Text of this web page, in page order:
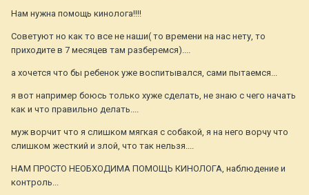
Нам нужна помощь кинолога!!!!
Советуют но как то все не наши( то времени на нас нету, то
приходите в 7 месяцев там разберемся)....
а хочется что бы ребенок уже воспитывался, сами пытаемся...
я вот например боюсь только хуже сделать, не знаю с чего начать
как и что правильно делать....
муж ворчит что я слишком мягкая с собакой, я на него ворчу что
слишком жесткий и злой, что так нельзя....
НАМ ПРОСТО НЕОБХОДИМА ПОМОЩЬ КИНОЛОГА, наблюдение и
контроль...